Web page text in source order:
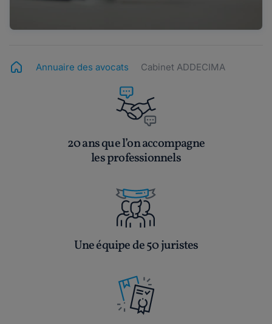
Annuaire des avocats Cabinet ADDECIMA
20 ans que l’on accompagne
les professionnels
Une équipe de 50 juristes